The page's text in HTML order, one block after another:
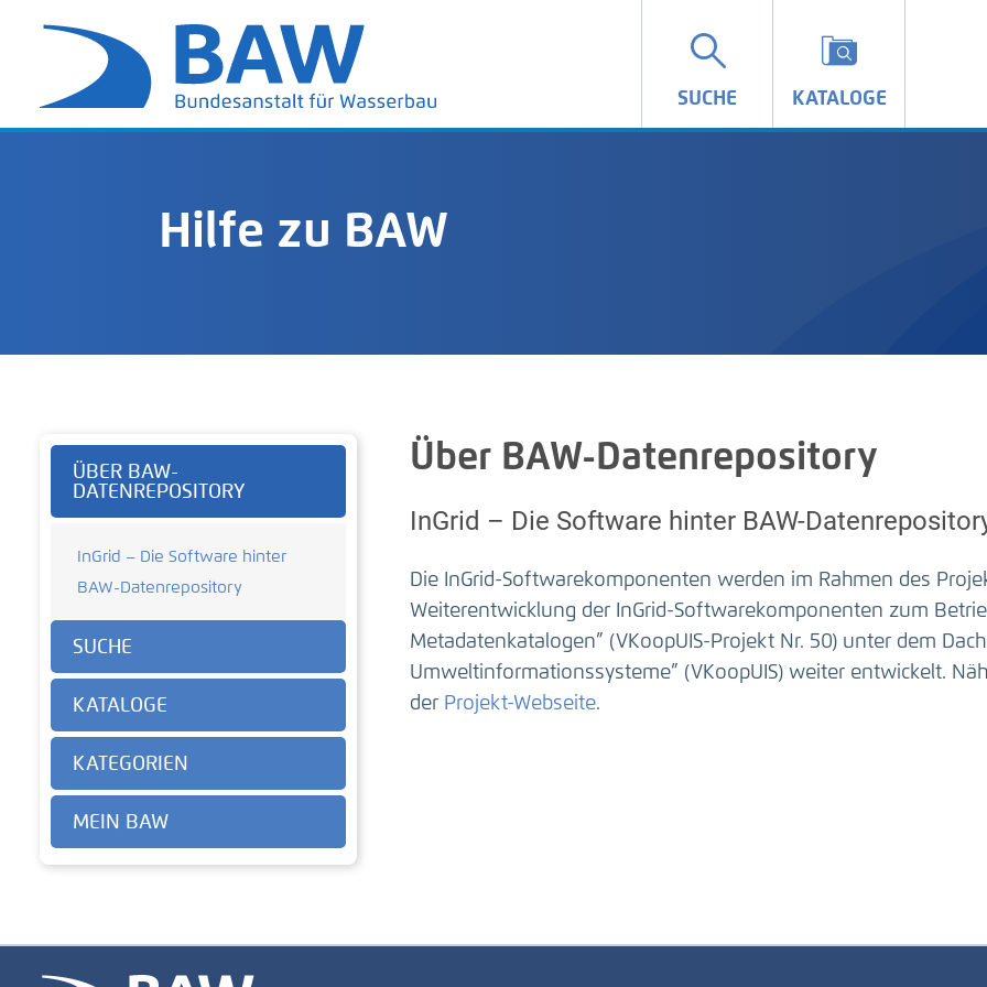
SUCHE KATALOGE
Hilfe zu BAW
ÜBER BAW-
DATENREPOSITORY
InGrid – Die Software hinter
BAW-Datenrepository
SUCHE
KATALOGE
KATEGORIEN
MEIN BAW
Über BAW-Datenrepository
InGrid – Die Software hinter BAW-
Die InGrid-Softwarekomponenten werden im Rahmen des
Weiterentwicklung der InGrid-Softwarekomponenten zum
Metadatenkatalogen” (VKoopUIS-Projekt Nr. 50) unter dem
Umweltinformationssysteme” (VKoopUIS) weiter entwickelt.
der Projekt-Webseite.